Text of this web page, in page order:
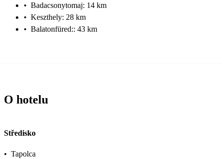
• Badacsonytomaj: 14 km
• Keszthely: 28 km
• Balatonfüred:: 43 km
O hotelu
Středisko
• Tapolca